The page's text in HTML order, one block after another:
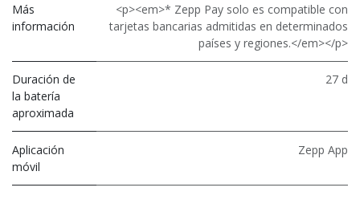
Más
información
<p><em>* Zepp Pay solo es compatible con
tarjetas bancarias admitidas en determinados
países y regiones.</em></p>
Duración de
la batería
aproximada
27 d
Aplicación
móvil
Zepp App